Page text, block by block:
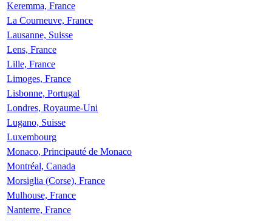
Keremma, France
La Courneuve, France
Lausanne, Suisse
Lens, France
Lille, France
Limoges, France
Lisbonne, Portugal
Londres, Royaume-Uni
Lugano, Suisse
Luxembourg
Monaco, Principauté de Monaco
Montréal, Canada
Morsiglia (Corse), France
Mulhouse, France
Nanterre, France